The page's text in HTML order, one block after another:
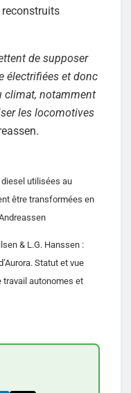
de supposer
électrifiées et donc
climat, notamment
les locomotives
utilisées au
être transformées en
& L.G. Hanssen :
Statut et vue
travail autonomes et